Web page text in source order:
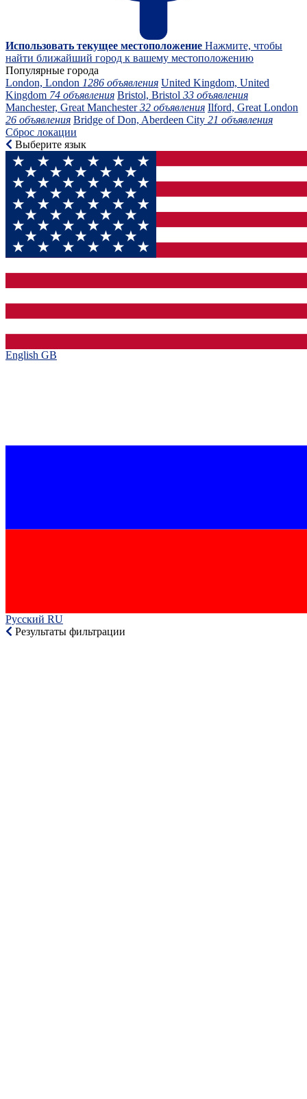
Использовать текущее местоположение Нажмите, чтобы
найти ближайший город к вашему местоположению
Популярные города
London, London 1286 объявления United Kingdom, United
Kingdom 74 объявления Bristol, Bristol 33 объявления
Manchester, Great Manchester32 объявления Ilford, Great London
26 объявления Bridge of Don, Aberdeen City 21 объявления
Сброс локации
Выберите язык
English GB‎
Русский RU‎
Результаты фильтрации